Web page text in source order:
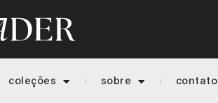
coleções sobre contato